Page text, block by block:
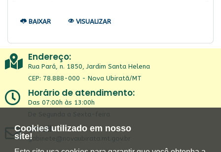
Cookies utilizado em nosso
site!
BAIXAR VISUALIZAR
Endereço:
Rua Pará, n. 1850, Jardim Santa Helena
CEP: 78.888-000 - Nova Ubiratã/MT
Horário de atendimento:
Das 07:00h às 13:00h
De Segunda a Sexta-feira
Email:
gabinete@novaubirata.mt.gov.br